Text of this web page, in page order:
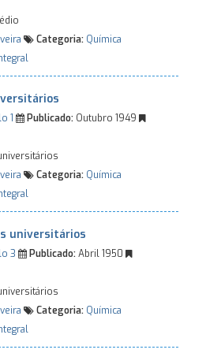
Categoria: Química
1 Publicado: Outubro 1949
Categoria: Química
universitários
3 Publicado:Abril 1950
Categoria: Química